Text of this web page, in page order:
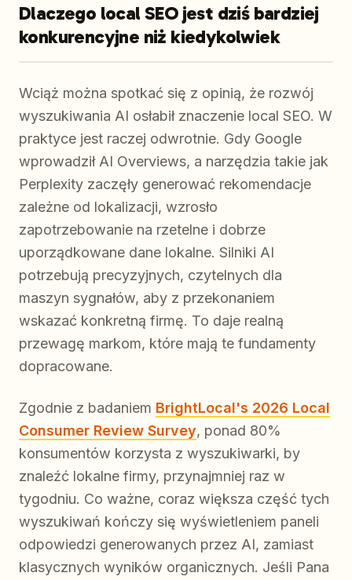
Dlaczego local SEO jest dziś bardziej
konkurencyjne niż kiedykolwiek
Wciąż można spotkać się z opinią, że rozwój
wyszukiwania AI osłabił znaczenie local SEO. W
praktyce jest raczej odwrotnie. Gdy Google
wprowadził AI Overviews, a narzędzia takie jak
Perplexity zaczęły generować rekomendacje
zależne od lokalizacji, wzrosło
zapotrzebowanie na rzetelne i dobrze
uporządkowane dane lokalne. Silniki AI
potrzebują precyzyjnych, czytelnych dla
maszyn sygnałów, aby z przekonaniem
wskazać konkretną firmę. To daje realną
przewagę markom, które mają te fundamenty
dopracowane.
Zgodnie z badaniem BrightLocal's 2026 Local
Consumer Review Survey, ponad 80%
konsumentów korzysta z wyszukiwarki, by
znaleźć lokalne firmy, przynajmniej raz w
tygodniu. Co ważne, coraz większa część tych
wyszukiwań kończy się wyświetleniem paneli
odpowiedzi generowanych przez AI, zamiast
klasycznych wyników organicznych. Jeśli Pana